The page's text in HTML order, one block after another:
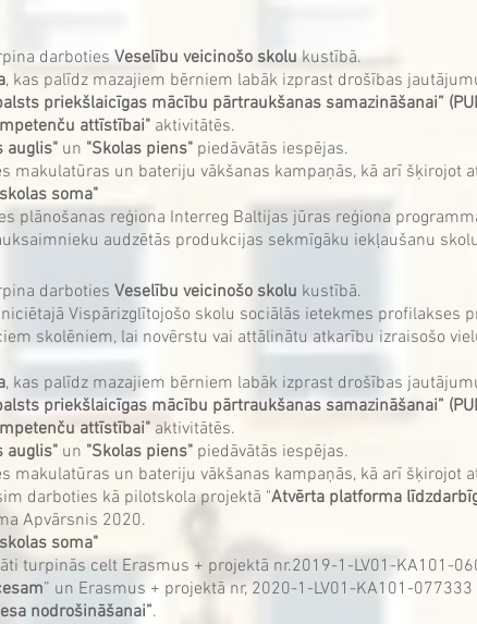
darboties Veselību veicinošo skolu kustībā.
, kas palīdz mazajiem bērniem labāk izprast drošības
priekšlaicīgas mācību pārtraukšanas samazināšanai”
attīstībai" aktivitātēs.
auglis" un "Skolas piens" piedāvātās iespējas.
makulatūras un bateriju vākšanas kampaņās, kā arī šķirojot
soma"
plānošanas reģiona Interreg Baltijas jūras reģiona
audzētās produkcijas sekmīgāku iekļaušanu
darboties Veselību veicinošo skolu kustībā.
Vispārizglītojošo skolu sociālās ietekmes profilakses
skolēniem, lai novērstu vai attālinātu atkarību izraisošo
, kas palīdz mazajiem bērniem labāk izprast drošības
priekšlaicīgas mācību pārtraukšanas samazināšanai”
attīstībai" aktivitātēs.
auglis" un "Skolas piens" piedāvātās iespējas.
makulatūras un bateriju vākšanas kampaņās, kā arī šķirojot
darboties kā pilotskola projektā "Atvērta platforma
Apvārsnis 2020.
soma"
turpinās celt Erasmus + projektā nr.2019-1-LV01-KA101-
” un Erasmus + projektā nr, 2020-1-LV01-KA101-077333
nodrošināšanai”.